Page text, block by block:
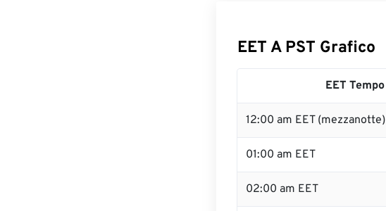
EET A PST Grafico
EET Tempo
12:00 am EET (mezzanotte)
01:00 am EET
02:00 am EET